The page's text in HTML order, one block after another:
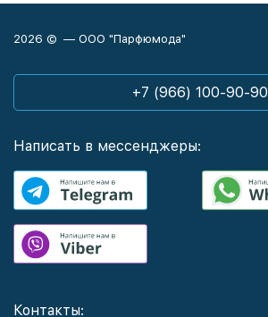
2026 © — ООО "Парфюмода"
+7 (966) 100-90-90
Написать в мессенджеры:
Контакты: